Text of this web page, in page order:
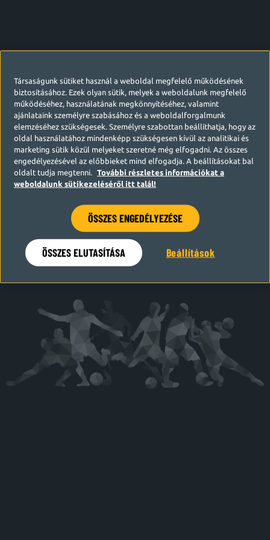
Hamarosan visszatérünk
Társaságunk sütiket használ a weboldal megfelelő működésének
biztosításához. Ezek olyan sütik, melyek a weboldalunk megfelelő
működéséhez, használatának megkönnyítéséhez, valamint
ajánlataink személyre szabásához és a weboldalforgalmunk
elemzéséhez szükségesek. Személyre szabottan beállíthatja, hogy az
oldal használatához mindenképp szükségesen kívül az analitikai és
marketing sütik közül melyeket szeretné még elfogadni. Az összes
engedélyezésével az előbbieket mind elfogadja. A beállításokat bal
oldalt tudja megtenni.
További részletes információkat a
weboldalunk sütikezeléséről itt talál!
ÖSSZES ENGEDÉLYEZÉSE
ÖSSZES ELUTASÍTÁSA Beállítások